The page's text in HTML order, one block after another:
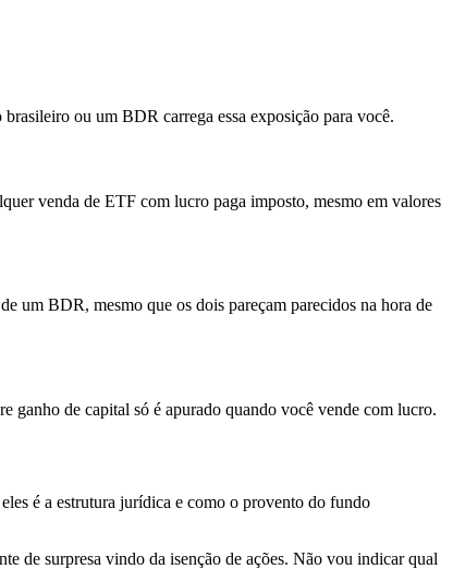
ou um BDR carrega essa exposição para você.
venda de ETF com lucro paga imposto, mesmo em valores
um BDR, mesmo que os dois pareçam parecidos na hora de
ganho de capital só é apurado quando você vende com lucro.
é a estrutura jurídica e como o provento do fundo
de surpresa vindo da isenção de ações. Não vou indicar qual